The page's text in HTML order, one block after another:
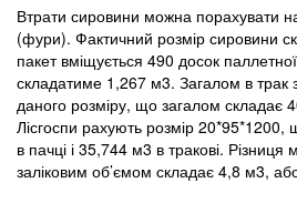
Втрати сировини можна порахувати
(фури). Фактичний розмір сировини
пакет вміщується 490 досок
складатиме 1,267 м3. Загалом в трак
даного розміру, що загалом складає
Лісгоспи рахують розмір
в пачці і 35,744 м3 в тракові.
заліковим об’ємом складає 4,8 м3,